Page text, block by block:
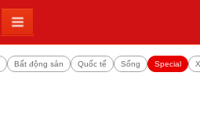
Bất động sản Quốc tế Sống Special